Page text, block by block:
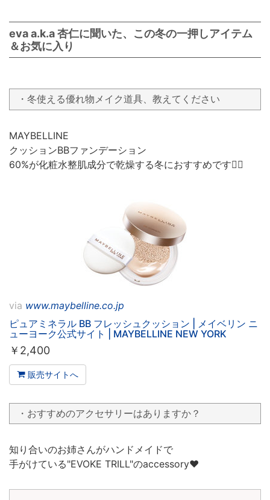
eva a.k.a 杏仁に聞いた、この冬の一押しアイテム
＆お気に入り
・冬使える優れ物メイク道具、教えてください
MAYBELLINE
クッションBBファンデーション
60%が化粧水整肌成分で乾燥する冬におすすめです👆🏿
via www.maybelline.co.jp
ピュアミネラル BB フレッシュクッション | メイベリン ニ
ューヨーク公式サイト | MAYBELLINE NEW YORK
￥ 2,400
販売サイトへ
・おすすめのアクセサリーはありますか？
知り合いのお姉さんがハンドメイドで
手がけている"EVOKE TRILL"のaccessory❤